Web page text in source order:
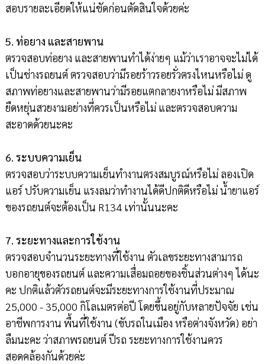
สอบรายละเอียดให้แน่ชัดก่อนตัดสินใจด้วยค่ะ
5. ท่อยาง และสายพาน
ตรวจสอบท่อยาง และสายพานทำได้ง่ายๆ แม้ว่าเราอาจจะไม่ได้
เป็นช่างรถยนต์ ตรวจสอบว่ามีรอยร้าวรอยรั่วตรงไหนหรือไม่ ดู
สภาพท่อยางและสายพานว่ามีรอยแตกลายงาหรือไม่ มีสภาพ
ยืดหยุ่นสวยงามอย่างที่ควรเป็นหรือไม่ และตรวจสอบความ
สะอาดด้วยนะคะ
6. ระบบความเย็น
ตรวจสอบว่าระบบความเย็นทำงานตรงสมบูรณ์หรือไม่ ลองเปิด
แอร์ ปรับความเย็น แรงลมว่าทำงานได้ดีปกติดีหรือไม่ น้ำยาแอร์
ของรถยนต์จะต้องเป็น R134 เท่านั้นนะคะ
7. ระยะทางและการใช้งาน
ตรวจสอบจำนวนระยะทางที่ใช้งาน ตัวเลขระยะทางสามารถ
บอกอายุของรถยนต์ และความเสื่อมถอยของชิ้นส่วนต่างๆ ได้นะ
คะ ปกติแล้วตัวรถยนต์จะมีระยะทางการใช้งานที่ประมาณ
25,000 - 35,000 กิโลเมตรต่อปี โดยขึ้นอยู่กับหลายปัจจัย เช่น
อาชีพการงาน พื้นที่ใช้งาน (ขับรถในเมือง หรือต่างจังหวัด) อย่า
ลืมนะคะ ว่าสภาพรถยนต์ ปีรถ ระยะทางการใช้งานควร
สอดคล้องกันด้วยค่ะ